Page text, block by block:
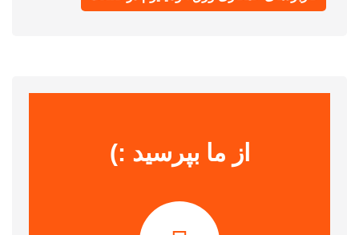
از ما بپرسید :)